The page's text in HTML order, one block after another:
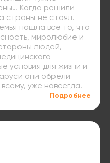
Когда решили
страны не стоял.
нашла всё то, что
миролюбие и
людей,
условия для жизни и
они обрели
уже навсегда.
Подробнее